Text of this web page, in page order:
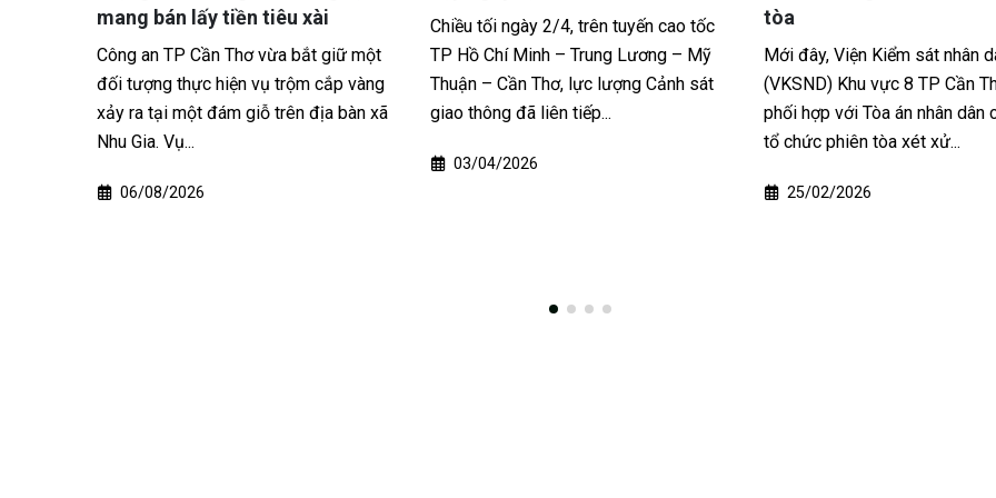
Chiều tối ngày 2/4, trên tuyến cao tốc
TP Hồ Chí Minh – Trung Lương – Mỹ
Thuận – Cần Thơ, lực lượng Cảnh sát
giao thông đã liên tiếp...
tòa
Mới đây, Viện Kiểm sát nhân dân
(VKSND) Khu vực 8 TP Cần Thơ đã
phối hợp với Tòa án nhân dân cùng cấp
chuông cảnh tỉnh từ
liên tỉnh
Thời gian qua, Công an TP Hồ
đã triệt phá hàng loạt băng
nợ thuê hoạt động dưới vỏ bọc